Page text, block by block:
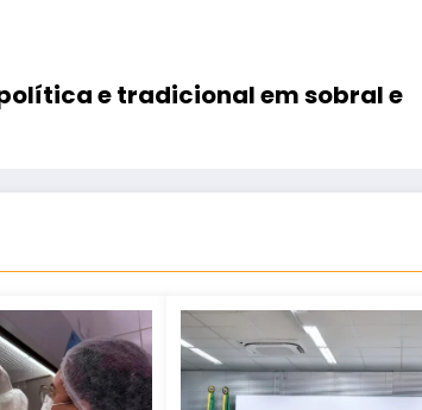
e tradicional em sobral e